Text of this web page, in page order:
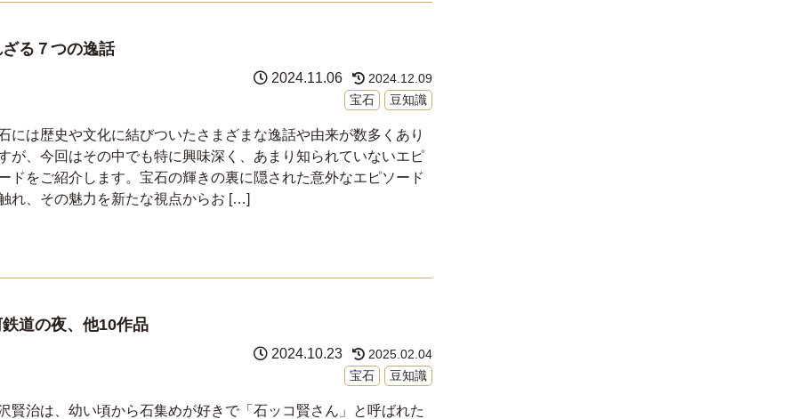
る７つの逸話
2024.11.06
2024.12.09
宝石
豆知識
には歴史や文化に結びついたさまざまな逸話や由来が数多くあり
が、今回はその中でも特に興味深く、あまり知られていないエピ
ドをご紹介します。宝石の輝きの裏に隠された意外なエピソード
れ、その魅力を新たな視点からお […]
道の夜、他10作品
2024.10.23
2025.02.04
宝石
豆知識
賢治は、幼い頃から石集めが好きで「石ッコ賢さん」と呼ばれた